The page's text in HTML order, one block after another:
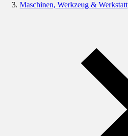
Maschinen, Werkzeug & Werkstatt